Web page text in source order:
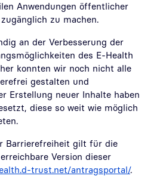
Anwendungen öffentlicher
zu machen.
an der Verbesserung der
des E-Health
konnten wir noch nicht alle
gestalten und
Erstellung neuer Inhalte haben
diese so weit wie möglich
Barrierefreiheit gilt für die
Version dieser
trust.net/antragsportal/.